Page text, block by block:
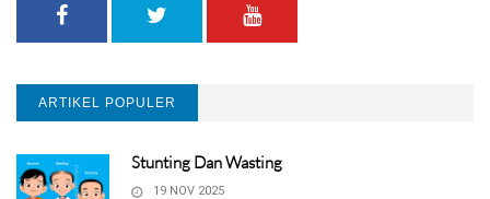
ARTIKEL POPULER
Stunting Dan Wasting
19 NOV 2025